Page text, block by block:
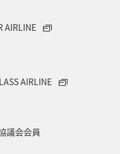
AIRLINE
AIRLINE
議会会員